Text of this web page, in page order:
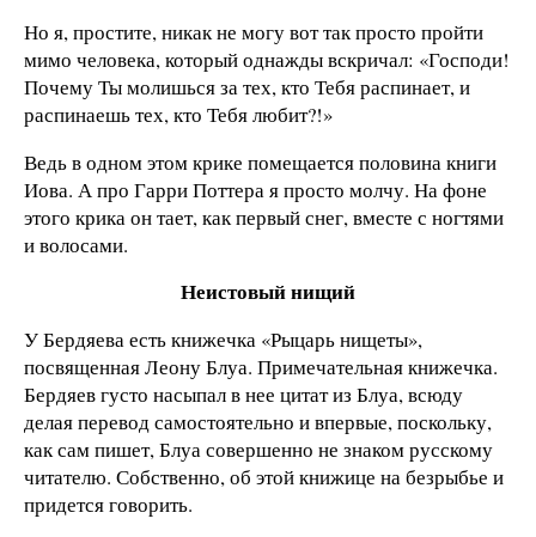
Но я, простите, никак не могу вот так просто пройти
мимо человека, который однажды вскричал: «Господи!
Почему Ты молишься за тех, кто Тебя распинает, и
распинаешь тех, кто Тебя любит?!»
Ведь в одном этом крике помещается половина книги
Иова. А про Гарри Поттера я просто молчу. На фоне
этого крика он тает, как первый снег, вместе с ногтями
и волосами.
Неистовый нищий
У Бердяева есть книжечка «Рыцарь нищеты»,
посвященная Леону Блуа. Примечательная книжечка.
Бердяев густо насыпал в нее цитат из Блуа, всюду
делая перевод самостоятельно и впервые, поскольку,
как сам пишет, Блуа совершенно не знаком русскому
читателю. Собственно, об этой книжице на безрыбье и
придется говорить.